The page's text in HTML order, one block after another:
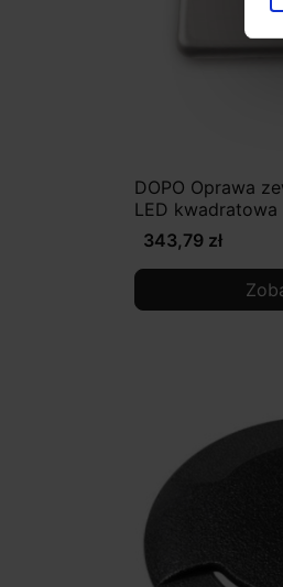
DOPO Oprawa
LED kwadratowa
343,79 zł